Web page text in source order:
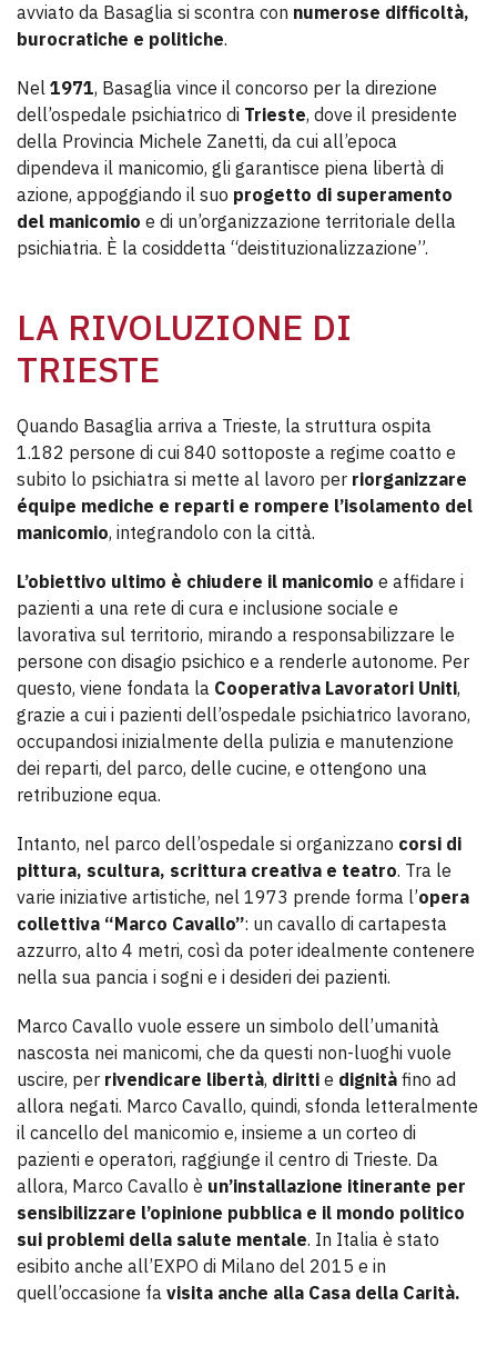
avviato da Basaglia si scontra con numerose difficoltà,
burocratiche e politiche.
Nel 1971, Basaglia vince il concorso per la direzione
dell’ospedale psichiatrico di Trieste, dove il presidente
della Provincia Michele Zanetti, da cui all’epoca
dipendeva il manicomio, gli garantisce piena libertà di
azione, appoggiando il suo progetto di superamento
del manicomio e di un’organizzazione territoriale della
psichiatria. È la cosiddetta “deistituzionalizzazione”.
LA RIVOLUZIONE DI
TRIESTE
Quando Basaglia arriva a Trieste, la struttura ospita
1.182 persone di cui 840 sottoposte a regime coatto e
subito lo psichiatra si mette al lavoro per riorganizzare
équipe mediche e reparti e rompere l’isolamento del
manicomio, integrandolo con la città.
L’obiettivo ultimo è chiudere il manicomio e affidare i
pazienti a una rete di cura e inclusione sociale e
lavorativa sul territorio, mirando a responsabilizzare le
persone con disagio psichico e a renderle autonome. Per
questo, viene fondata la Cooperativa Lavoratori Uniti,
grazie a cui i pazienti dell’ospedale psichiatrico lavorano,
occupandosi inizialmente della pulizia e manutenzione
dei reparti, del parco, delle cucine, e ottengono una
retribuzione equa.
Intanto, nel parco dell’ospedale si organizzano corsi di
pittura, scultura, scrittura creativa e teatro. Tra le
varie iniziative artistiche, nel 1973 prende forma l’opera
collettiva “Marco Cavallo”: un cavallo di cartapesta
azzurro, alto 4 metri, così da poter idealmente contenere
nella sua pancia i sogni e i desideri dei pazienti.
Marco Cavallo vuole essere un simbolo dell’umanità
nascosta nei manicomi, che da questi non-luoghi vuole
uscire, per rivendicare libertà, diritti e dignità fino ad
allora negati. Marco Cavallo, quindi, sfonda letteralmente
il cancello del manicomio e, insieme a un corteo di
pazienti e operatori, raggiunge il centro di Trieste. Da
allora, Marco Cavallo è un’installazione itinerante per
sensibilizzare l’opinione pubblica e il mondo politico
sui problemi della salute mentale. In Italia è stato
esibito anche all’EXPO di Milano del 2015 e in
quell’occasione fa visita anche alla Casa della Carità.